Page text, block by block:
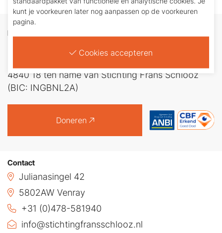
Contact
Julianasingel 42
5802AW Venray
+31 (0)478-581940
info@stichtingfransschlooz.nl
Doneren
Ieder bedrag is welkom. U maakt zelf een bedrag
4840 18 ten name van Stichting Frans Schlooz
(BIC: INGBNL2A)
Doneren
kunt je voorkeuren later nog aanpassen op de voorkeuren
pagina.
Cookies accepteren